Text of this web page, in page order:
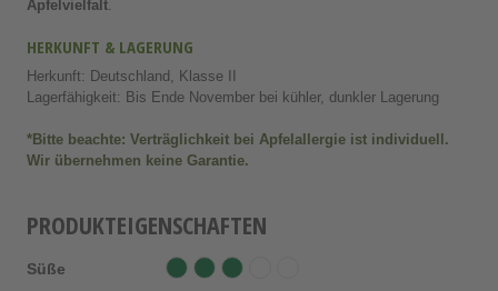
PRODUKTEIGENSCHAFTEN
Süße
Apfelvielfalt.
HERKUNFT & LAGERUNG
Herkunft: Deutschland, Klasse II
Lagerfähigkeit: Bis Ende November bei kühler, dunkler Lagerung
*Bitte beachte: Verträglichkeit bei Apfelallergie ist individuell.
Wir übernehmen keine Garantie.